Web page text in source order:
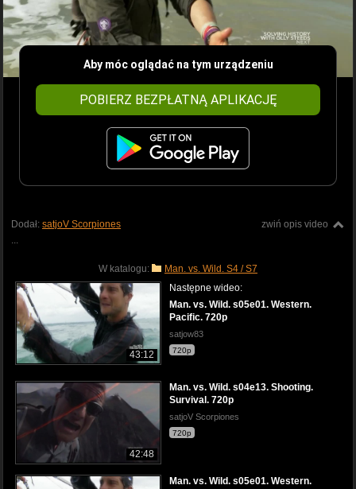
Aby móc oglądać na tym urządzeniu
POBIERZ BEZPŁATNĄ APLIKACJĘ
zwiń opis video
Dodał: satjoV Scorpiones
W katalogu: Man. vs. Wild. S4 / S7
43:12
Następne wideo:
Man. vs. Wild. s05e01. Western.
Pacific. 720p
satjow83
720p
42:48
Man. vs. Wild. s04e13. Shooting.
Survival. 720p
satjoV Scorpiones
720p
Man. vs. Wild. s05e01. Western.